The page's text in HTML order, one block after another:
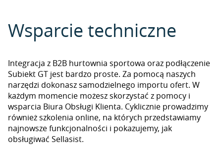
Wsparcie techniczne
Integracja z B2B hurtownia sportowa oraz podłączenie
Subiekt GT jest bardzo proste. Za pomocą naszych
narzędzi dokonasz samodzielnego importu ofert. W
każdym momencie możesz skorzystać z pomocy i
wsparcia Biura Obsługi Klienta. Cyklicznie prowadzimy
również szkolenia online, na których przedstawiamy
najnowsze funkcjonalności i pokazujemy, jak
obsługiwać Sellasist.